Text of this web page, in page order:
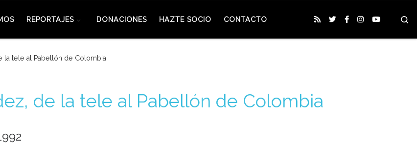
REPORTAJES DONACIONES HAZTE SOCIO CONTACTO
la tele al Pabellón de Colombia
de la tele al Pabellón de Colombia